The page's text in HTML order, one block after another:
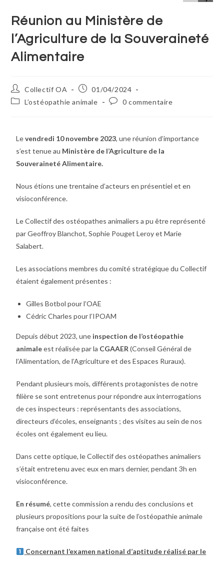
Réunion au Ministère de
l’Agriculture de la Souveraineté
Alimentaire
Collectif OA
01/04/2024
L’ostéopathie animale
0 commentaire
Levendredi 10 novembre 2023, une réunion d’importance
s’est tenue au Ministère de l’Agriculture de la
Souveraineté Alimentaire.
Nous étions une trentaine d’acteurs en présentiel et en
visioconférence.
Le Collectif des ostéopathes animaliers a pu être représenté
par Geoffroy Blanchot, Sophie Pouget Leroy et Marie
Salabert.
Les associations membres du comité stratégique du Collectif
étaient également présentes :
Gilles Botbol pour l’OAE
Cédric Charles pour l’IPOAM
Depuis début 2023, une inspection de l’ostéopathie
animaleest réalisée par la CGAAER (Conseil Général de
l’Alimentation, de l’Agriculture et des Espaces Ruraux).
Pendant plusieurs mois, différents protagonistes de notre
filière se sont entretenus pour répondre aux interrogations
de ces inspecteurs : représentants des associations,
directeurs d’écoles, enseignants ; des visites au sein de nos
écoles ont également eu lieu.
Dans cette optique, le Collectif des ostéopathes animaliers
s’était entretenu avec eux en mars dernier, pendant 3h en
visioconférence.
En résumé, cette commission a rendu des conclusions et
plusieurs propositions pour la suite de l’ostéopathie animale
française ont été faites
Concernant l’examen national d’aptitude réalisé par le